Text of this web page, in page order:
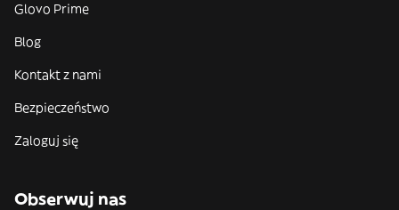
Glovo Prime
Blog
Kontakt z nami
Bezpieczeństwo
Zaloguj się
Obserwuj nas